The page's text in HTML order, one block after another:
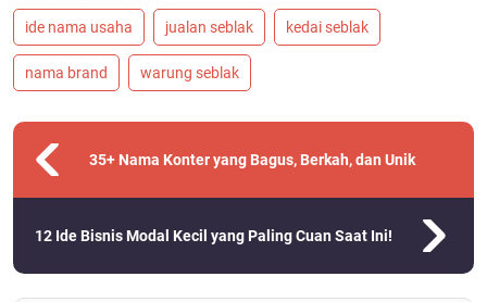
ide nama usaha jualan seblak kedai seblak
nama brand warung seblak
35+ Nama Konter yang Bagus, Berkah, dan Unik
12 Ide Bisnis Modal Kecil yang Paling Cuan Saat Ini!